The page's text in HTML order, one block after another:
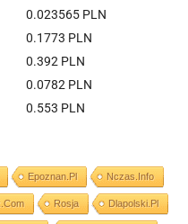
0.023565 PLN
0.1773 PLN
0.392 PLN
0.0782 PLN
0.553 PLN
Epoznan.pl Nczas.info
Rosja Dlapolski.pl